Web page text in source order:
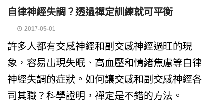
自律神經失調？透過禪定訓練就可平衡
2017-05-01
許多人都有交感神經和副交感神經過旺的現
象，容易出現失眠、高血壓和情緒焦慮等自律
神經失調的症狀。如何讓交感和副交感神經各
司其職？科學證明，禪定是不錯的方法。